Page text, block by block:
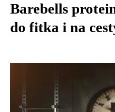
Barebells
do fitka i na